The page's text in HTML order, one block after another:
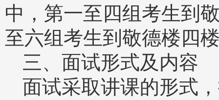
中，第一至四组考生到
至六组考生到敬德楼四
三、面试形式及内容
面试采取讲课的形式